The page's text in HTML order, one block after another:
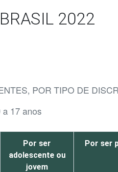
2022
POR TIPO DE
17 anos
Por ser
adolescente ou
jovem
Por ser